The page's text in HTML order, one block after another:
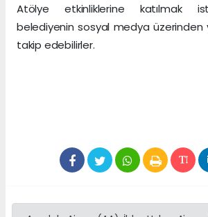
Atölye etkinliklerine katılmak
belediyenin sosyal medya üzerinden
takip edebilirler.